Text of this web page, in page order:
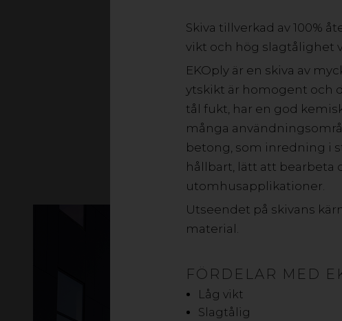
Skiva tillverkad av 100%
vikt och hög slagtålighet
EKOply är en skiva av
ytskikt är homogent och
tål fukt, har en god
många
betong, som inredning i
hållbart, lätt att bearbeta
utomhusapplikationer.
Utseendet på skivans
material.
FÖRDELAR MED
Låg vikt
Slagtålig
hantera och har lång
noggranna